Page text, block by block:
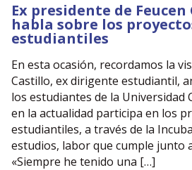
Ex presidente de
habla sobre los
estudiantiles
En esta ocasión, recordamos la
Castillo, ex dirigente estudiantil,
los estudiantes de la Universidad
en la actualidad participa en los
estudiantiles, a través de la
estudios, labor que cumple junto
«Siempre he tenido una […]